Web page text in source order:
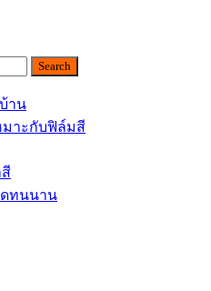
าน
มาะกับฟิล์มสี
ดทนนาน